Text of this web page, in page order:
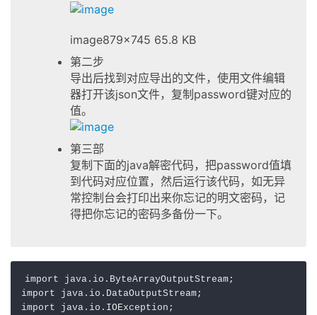
image879×745 65.8 KB
第二步
导出后找到对应导出的文件，使用文件编辑
器打开该json文件，复制password键对应的
值。
第三部
复制下面的java解密代码，把password值填
到代码对应位置，然后运行该代码，如无异
常控制台会打印出来你忘记的明文密码，记
得把你忘记的密码多备份一下。
import
import
import